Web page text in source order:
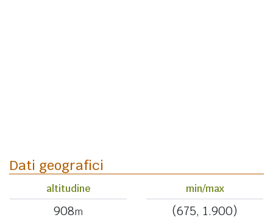
Dati geografici
altitudine
908m
min/max
(675, 1.900)